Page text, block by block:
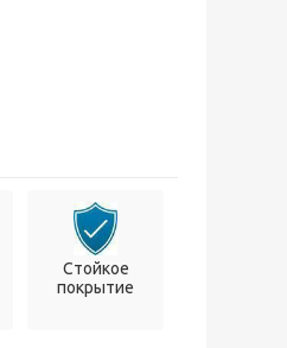
Стойкое
покрытие